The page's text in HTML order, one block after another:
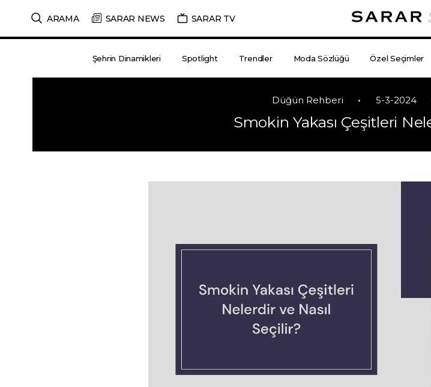
ARAMA SARAR NEWS SARAR TV
Şehrin Dinamikleri Spotlight Trendler Moda Sözlüğü Özel Seçimler
Düğün Rehberi • 5-3-2024
Smokin Yakası Çeşitleri